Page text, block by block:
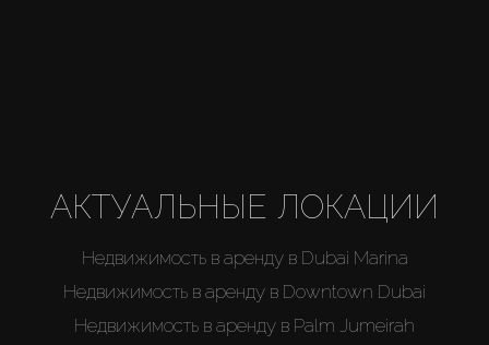
АКТУАЛЬНЫЕ ЛОКАЦИИ
Недвижимость в аренду в Dubai Marina
Недвижимость в аренду в Downtown Dubai
Недвижимость в аренду в Palm Jumeirah